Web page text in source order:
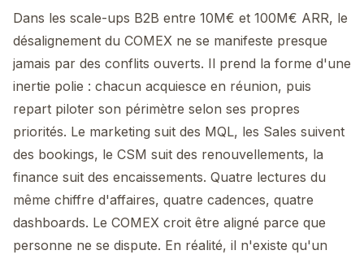
Dans les scale-ups B2B entre 10M€ et 100M€ ARR, le
désalignement du COMEX ne se manifeste presque
jamais par des conflits ouverts. Il prend la forme d'une
inertie polie : chacun acquiesce en réunion, puis
repart piloter son périmètre selon ses propres
priorités. Le marketing suit des MQL, les Sales suivent
des bookings, le CSM suit des renouvellements, la
finance suit des encaissements. Quatre lectures du
même chiffre d'affaires, quatre cadences, quatre
dashboards. Le COMEX croit être aligné parce que
personne ne se dispute. En réalité, il n'existe qu'un